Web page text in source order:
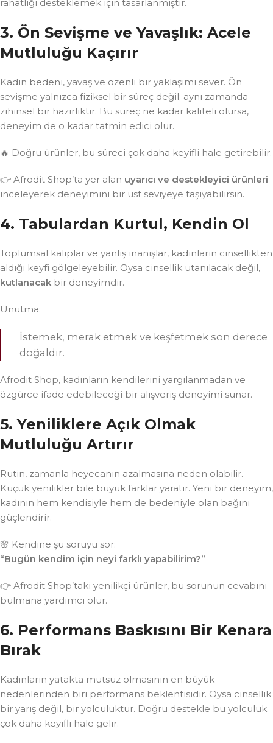
rahatlığı desteklemek için tasarlanmıştır.
3. Ön Sevişme ve Yavaşlık: Acele
Mutluluğu Kaçırır
Kadın bedeni, yavaş ve özenli bir yaklaşımı sever. Ön
sevişme yalnızca fiziksel bir süreç değil; aynı zamanda
zihinsel bir hazırlıktır. Bu süreç ne kadar kaliteli olursa,
deneyim de o kadar tatmin edici olur.
🔥 Doğru ürünler, bu süreci çok daha keyifli hale getirebilir.
👉 Afrodit Shop’ta yer alan uyarıcı ve destekleyici ürünleri
inceleyerek deneyimini bir üst seviyeye taşıyabilirsin.
4. Tabulardan Kurtul, Kendin Ol
Toplumsal kalıplar ve yanlış inanışlar, kadınların cinsellikten
aldığı keyfi gölgeleyebilir. Oysa cinsellik utanılacak değil,
kutlanacak bir deneyimdir.
Unutma:
İstemek, merak etmek ve keşfetmek son derece
doğaldır.
Afrodit Shop, kadınların kendilerini yargılanmadan ve
özgürce ifade edebileceği bir alışveriş deneyimi sunar.
5. Yeniliklere Açık Olmak
Mutluluğu Artırır
Rutin, zamanla heyecanın azalmasına neden olabilir.
Küçük yenilikler bile büyük farklar yaratır. Yeni bir deneyim,
kadının hem kendisiyle hem de bedeniyle olan bağını
güçlendirir.
🌸 Kendine şu soruyu sor:
“Bugün kendim için neyi farklı yapabilirim?”
👉 Afrodit Shop’taki yenilikçi ürünler, bu sorunun cevabını
bulmana yardımcı olur.
6. Performans Baskısını Bir Kenara
Bırak
Kadınların yatakta mutsuz olmasının en büyük
nedenlerinden biri performans beklentisidir. Oysa cinsellik
bir yarış değil, bir yolculuktur. Doğru destekle bu yolculuk
çok daha keyifli hale gelir.